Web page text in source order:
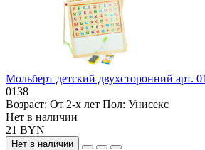
Мольберт детский двухсторонний арт.
0138
Возраст: От 2-х лет Пол: Унисекс
Нет в наличии
21 BYN
Нет в наличии